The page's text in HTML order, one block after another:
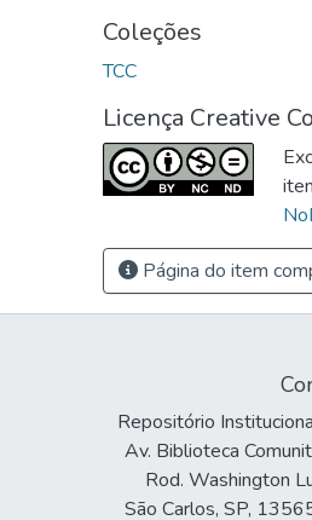
Coleções
TCC
Licença Creative
Página do item
Repositório
Av. Biblioteca
Rod. Washington
São Carlos, SP,